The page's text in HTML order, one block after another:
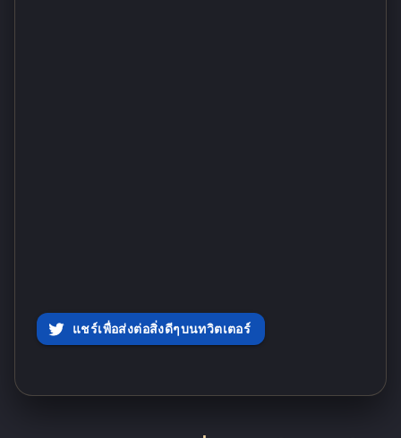
แชร์เพื่อส่งต่อสิ่งดีๆบนทวิตเตอร์